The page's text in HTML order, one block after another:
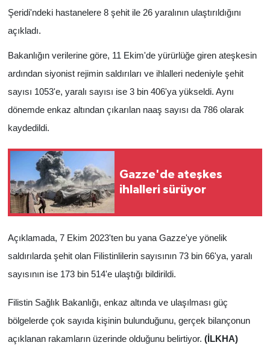
Şeridi'ndeki hastanelere 8 şehit ile 26 yaralının ulaştırıldığını
açıkladı.
Bakanlığın verilerine göre, 11 Ekim'de yürürlüğe giren ateşkesin
ardından siyonist rejimin saldırıları ve ihlalleri nedeniyle şehit
sayısı 1053'e, yaralı sayısı ise 3 bin 406'ya yükseldi. Aynı
dönemde enkaz altından çıkarılan naaş sayısı da 786 olarak
kaydedildi.
Gazze'de ateşkes
ihlalleri sürüyor
Açıklamada, 7 Ekim 2023'ten bu yana Gazze'ye yönelik
saldırılarda şehit olan Filistinlilerin sayısının 73 bin 66'ya, yaralı
sayısının ise 173 bin 514'e ulaştığı bildirildi.
Filistin Sağlık Bakanlığı, enkaz altında ve ulaşılması güç
bölgelerde çok sayıda kişinin bulunduğunu, gerçek bilançonun
açıklanan rakamların üzerinde olduğunu belirtiyor. (İLKHA)